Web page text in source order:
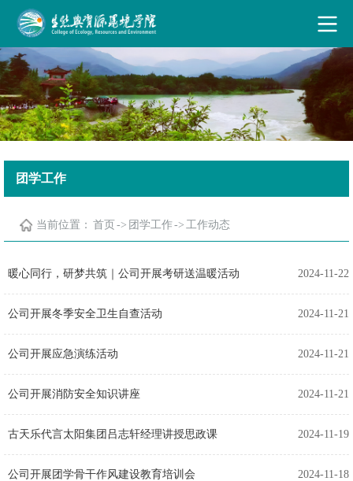
古天乐代言太阳集团·(中国)能源有限公司
团学工作
当前位置： 首页 -> 团学工作-> 工作动态
2024-11-22
暖心同行，研梦共筑｜公司开展考研送温暖活动
2024-11-21
公司开展冬季安全卫生自查活动
2024-11-21
公司开展应急演练活动
2024-11-21
公司开展消防安全知识讲座
2024-11-19
古天乐代言太阳集团吕志轩经理讲授思政课
2024-11-18
公司开展团学骨干作风建设教育培训会